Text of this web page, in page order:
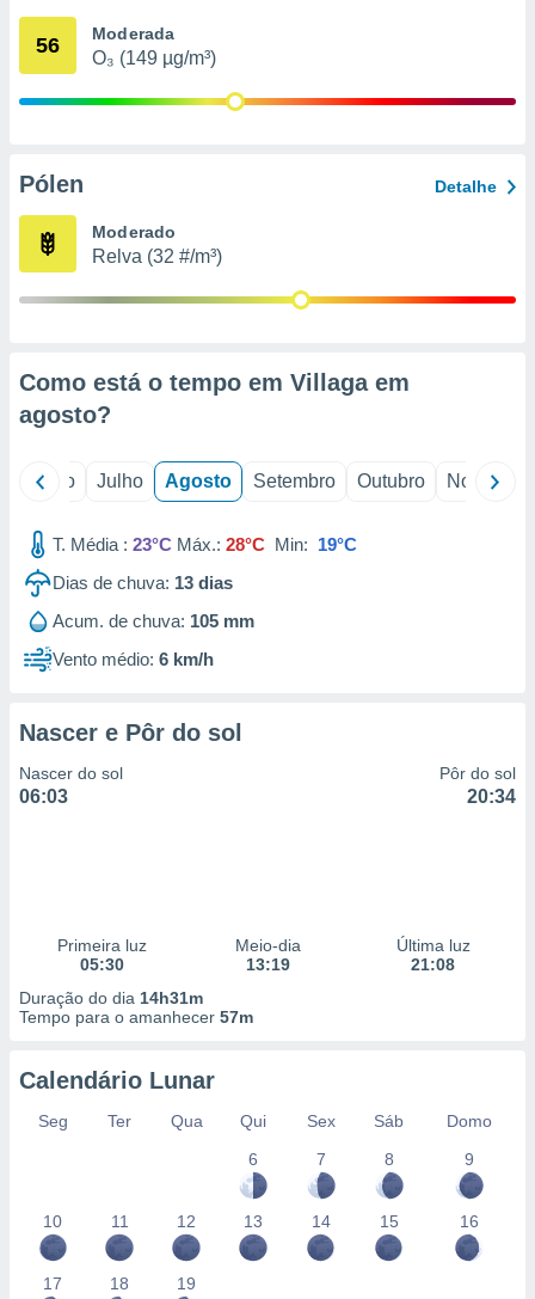
através
estudos
1199
56 Moderada
O₃ (149 µg/m³)
Pólen Detalhe
Moderado
Relva (32 #/m³)
Como está o tempo em Villaga em
agosto?
Junho Julho Agosto Setembro Outubro Novembro
T. Média : 23°C Máx.: 28°C Min: 19°C
Dias de chuva: 13 dias
Acum. de chuva: 105 mm
Vento médio: 6 km/h
Nascer e Pôr do sol
Nascer do sol
06:03
Pôr do sol
20:34
Primeira luz
05:30
Meio-dia
13:19
Última luz
21:08
Duração do dia 14h31m
Tempo para o amanhecer 57m
Calendário Lunar
Seg Ter Qua Qui Sex Sáb
Domo
6
7 8 9
10 11 12 13 14 15 16
17 18 19